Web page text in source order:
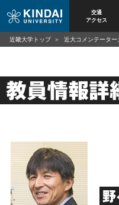
交通
アクセス
教員情報詳
近畿大学トップ 近大コメンテーター